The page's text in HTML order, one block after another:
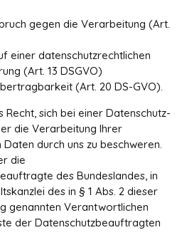
gegen die Verarbeitung (Art.
einer datenschutzrechtlichen
(Art. 13 DSGVO)
(Art. 20 DS-GVO).
Recht, sich bei einer Datenschutz-
die Verarbeitung Ihrer
durch uns zu beschweren.
die
des Bundeslandes, in
des in § 1 Abs. 2 dieser
genannten Verantwortlichen
der Datenschutzbeauftragten